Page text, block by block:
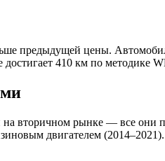
предыдущей цены.
410 км по методике
на вторичном рынке — все они
двигателем